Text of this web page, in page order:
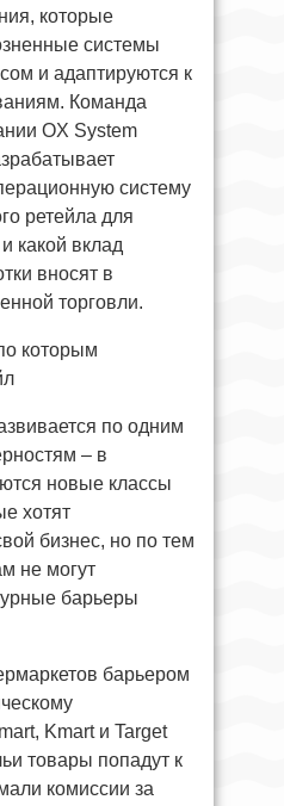
которые
системы
и адаптируются к
Команда
OX System
систему
ретейла для
какой вклад
вносят в
торговли.
которым
по одним
– в
новые классы
хотят
бизнес, но по тем
не могут
барьеры
барьером
Kmart и Target
товары попадут к
комиссии за